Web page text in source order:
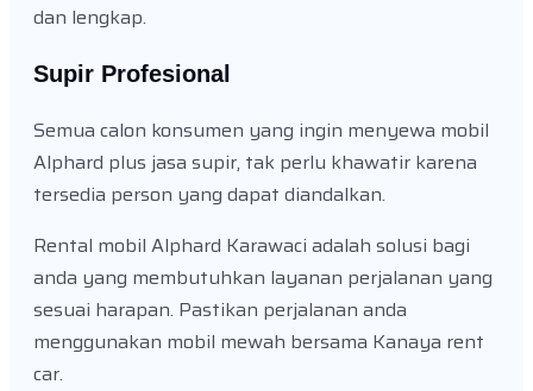
dan lengkap.
Supir Profesional
Semua calon konsumen yang ingin menyewa mobil
Alphard plus jasa supir, tak perlu khawatir karena
tersedia person yang dapat diandalkan.
Rental mobil Alphard Karawaci adalah solusi bagi
anda yang membutuhkan layanan perjalanan yang
sesuai harapan. Pastikan perjalanan anda
menggunakan mobil mewah bersama Kanaya rent
car.